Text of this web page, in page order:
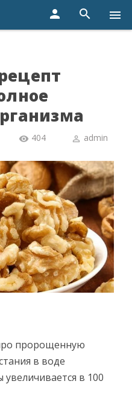
person search menu
404 admin
пророщенную
в воде
в 100